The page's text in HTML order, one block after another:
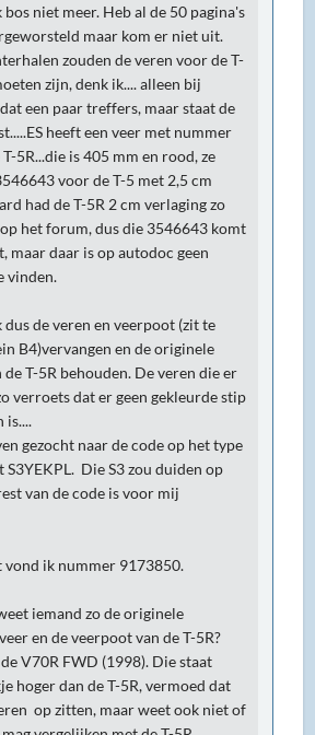
niet meer. Heb al de 50 pagina's
maar kom er niet uit.
zouden de veren voor de T-
zijn, denk ik.... alleen bij
een paar treffers, maar staat de
heeft een veer met nummer
5R...die is 405 mm en rood, ze
voor de T-5 met 2,5 cm
had de T-5R 2 cm verlaging zo
het forum, dus die 3546643 komt
maar daar is op autodoc geen
vinden.
de veren en veerpoot (zit te
B4)vervangen en de originele
T-5R behouden. De veren die er
verroets dat er geen gekleurde stip
is....
gezocht naar de code op het type
S3YEKPL. Die S3 zou duiden op
van de code is voor mij
vond ik nummer 9173850.
iemand zo de originele
en de veerpoot van de T-5R?
V70R FWD (1998). Die staat
hoger dan de T-5R, vermoed dat
op zitten, maar weet ook niet of